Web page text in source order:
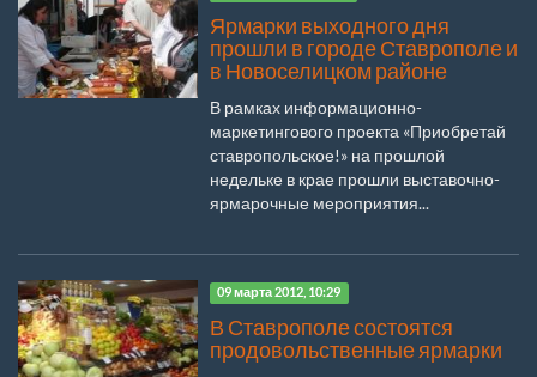
Ярмарки выходного дня
прошли в городе Ставрополе и
в Новоселицком районе
В рамках информационно-
маркетингового проекта «Приобретай
ставропольское!» на прошлой
недельке в крае прошли выставочно-
ярмарочные мероприятия...
09 марта 2012, 10:29
В Ставрополе состоятся
продовольственные ярмарки